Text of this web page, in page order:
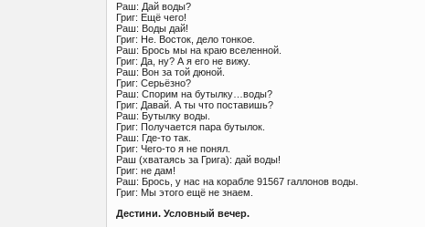
Раш: Дай воды?
Григ: Ещё чего!
Раш: Воды дай!
Григ: Не. Восток, дело тонкое.
Раш: Брось мы на краю вселенной.
Григ: Да, ну? А я его не вижу.
Раш: Вон за той дюной.
Григ: Серьёзно?
Раш: Спорим на бутылку…воды?
Григ: Давай. А ты что поставишь?
Раш: Бутылку воды.
Григ: Получается пара бутылок.
Раш: Где-то так.
Григ: Чего-то я не понял.
Раш (хватаясь за Грига): дай воды!
Григ: не дам!
Раш: Брось, у нас на корабле 91567 галлонов воды.
Григ: Мы этого ещё не знаем.
Дестини. Условный вечер.